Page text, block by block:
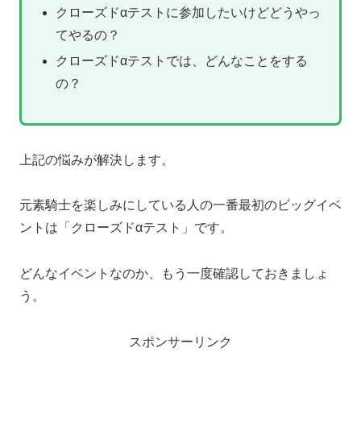
クローズドαテストに参加したいけどどうやっ
てやるの？
クローズドαテストでは、どんなことをする
の？
上記の悩みが解決します。
元素騎士を楽しみにしている人の一番最初のビッグイベ
ントは「クローズドαテスト」です。
どんなイベントなのか、もう一度確認しておきましょ
う。
スポンサーリンク